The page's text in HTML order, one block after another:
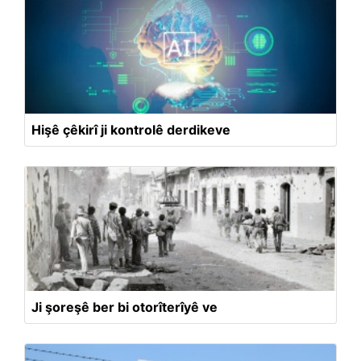
Hişê çêkirî ji kontrolê derdikeve
Ji şoreşê ber bi otorîterîyê ve